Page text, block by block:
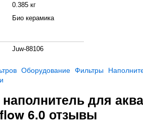
0.385 кг
Био керамика
Juw-88106
Оборудование Фильтры
для
6.0 отзывы